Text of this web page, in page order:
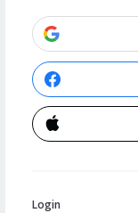
Login